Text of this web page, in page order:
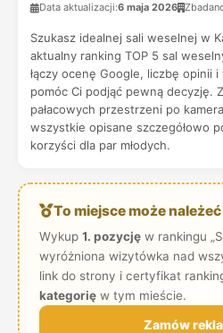
Data aktualizacji:6 maja 2026
Szukasz idealnej sali weselnej w
aktualny ranking TOP 5 sal
łączy ocenę Google, liczbę opinii
pomóc Ci podjąć pewną decyzję.
pałacowych przestrzeni po
wszystkie opisane szczegółowo
korzyści dla par młodych.
To miejsce może
Wykup 1. pozycjęw rankingu
wyróżniona wizytówka nad
link do strony i certyfikat
kategorięw tym mieście.
Zamów